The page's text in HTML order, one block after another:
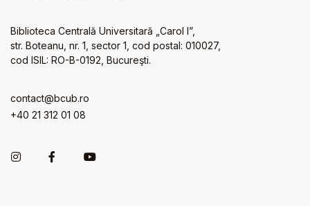
Biblioteca Centrală Universitară „Carol I”,
str. Boteanu, nr. 1, sector 1, cod postal: 010027,
cod ISIL: RO-B-0192, Bucureşti.
contact@bcub.ro
+40 21 312 01 08